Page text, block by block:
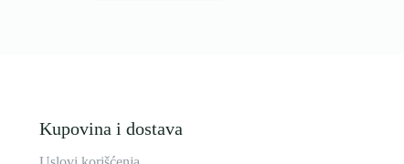
Kupovina i dostava